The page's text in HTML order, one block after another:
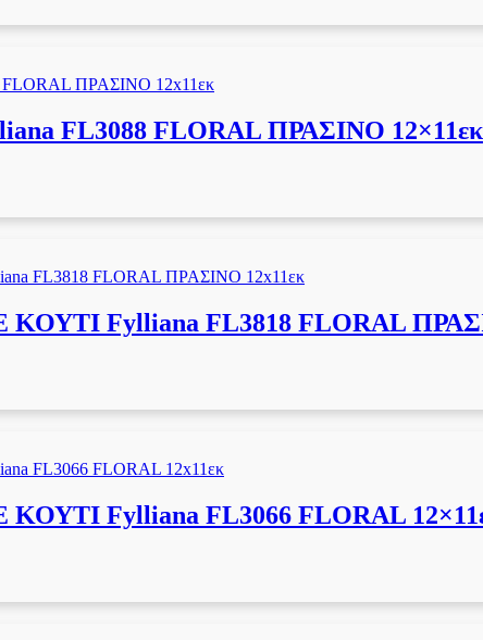
FL3088 FLORAL ΠΡΑΣΙΝΟ 12×11εκ
Fylliana FL3818 FLORAL
Fylliana FL3066 FLORAL